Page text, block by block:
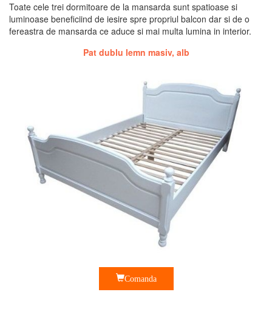
Toate cele trei dormitoare de la mansarda sunt spatioase si
luminoase beneficiind de iesire spre propriul balcon dar si de o
fereastra de mansarda ce aduce si mai multa lumina in interior.
Pat dublu lemn masiv, alb
Comanda